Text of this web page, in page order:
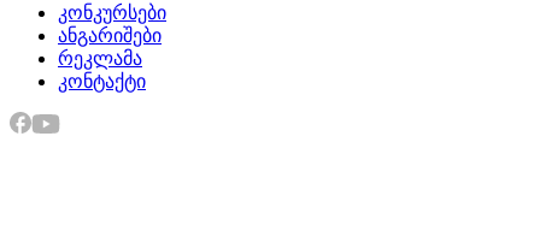
კონკურსები
ანგარიშები
რეკლამა
კონტაქტი